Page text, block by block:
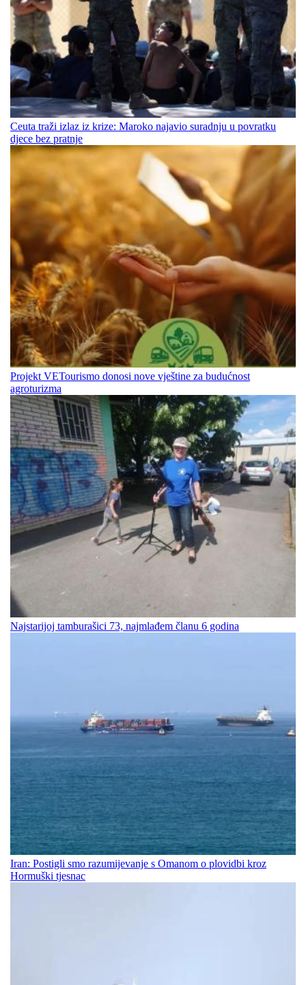
Ceuta traži izlaz iz krize: Maroko najavio suradnju u povratku
djece bez pratnje
Projekt VETourismo donosi nove vještine za budućnost
agroturizma
Najstarijoj tamburašici 73, najmlađem članu 6 godina
Iran: Postigli smo razumijevanje s Omanom o plovidbi kroz
Hormuški tjesnac